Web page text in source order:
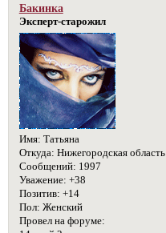
Бакинка
Эксперт-старожил
Имя: Татьяна
Откуда: Нижегородская область
Сообщений: 1997
Уважение: +38
Позитив: +14
Пол: Женский
Провел на форуме: